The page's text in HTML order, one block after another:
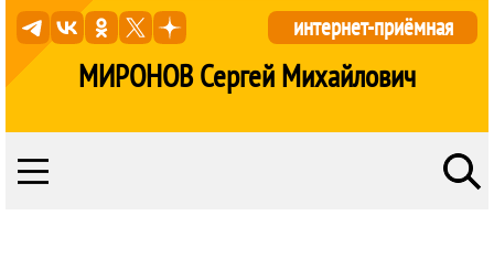
МИРОНОВ Сергей Михайлович
интернет-приёмная